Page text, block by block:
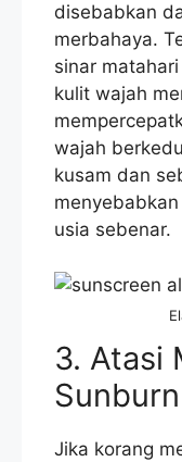
disebabkan
merbahaya.
sinar
kulit wajah
wajah
kusam dan
usia sebenar.
3. Atasi
Sunburn
Jika korang